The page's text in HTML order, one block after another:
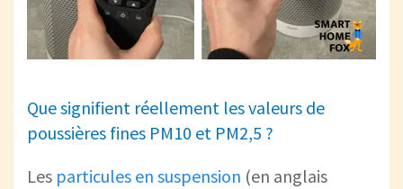
Que signifient réellement les valeurs de
poussières fines PM10 et PM2,5 ?
Les particules en suspension (en anglais